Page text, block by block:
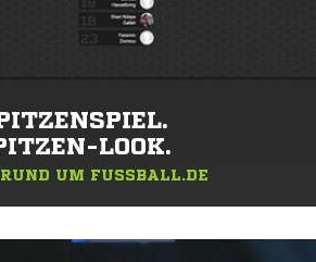
LOOK.
UM FUSSBALL.DE